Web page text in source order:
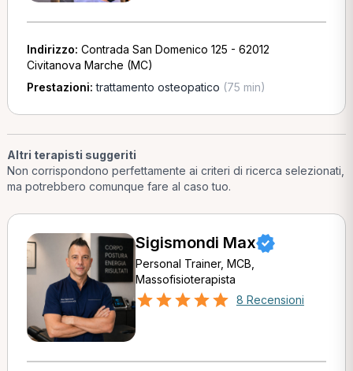
Indirizzo: Contrada San Domenico 125 - 62012
Civitanova Marche (MC)
Prestazioni:trattamento osteopatico (75 min)
Altri terapisti suggeriti
Non corrispondono perfettamente ai criteri di ricerca selezionati,
ma potrebbero comunque fare al caso tuo.
Sigismondi Max
Personal Trainer, MCB,
Massofisioterapista
8 Recensioni